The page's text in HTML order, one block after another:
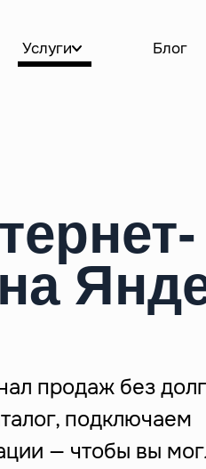
Услуги
магазина на 1С-Битрикс
Техническая поддержка
Битрикс
Развитие и доработка
Обновление 1С-Битрикс до
Блог
продаж без
подключаем
— чтобы вы